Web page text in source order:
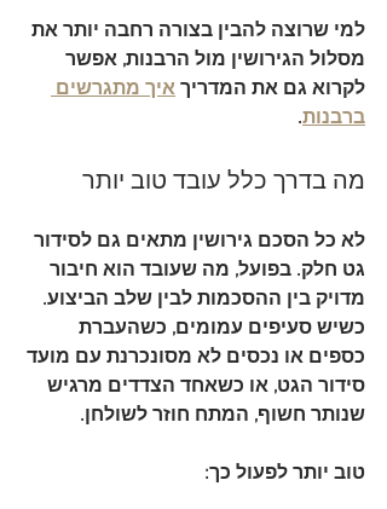
למי שרוצה להבין בצורה רחבה יותר את
מסלול הגירושין מול הרבנות, אפשר
לקרוא גם את המדריך איך מתגרשים
ברבנות.
מה בדרך כלל עובד טוב יותר
לא כל הסכם גירושין מתאים גם לסידור
גט חלק. בפועל, מה שעובד הוא חיבור
מדויק בין ההסכמות לבין שלב הביצוע.
כשיש סעיפים עמומים, כשהעברת
כספים או נכסים לא מסונכרנת עם מועד
סידור הגט, או כשאחד הצדדים מרגיש
שנותר חשוף, המתח חוזר לשולחן.
טוב יותר לפעול כך: